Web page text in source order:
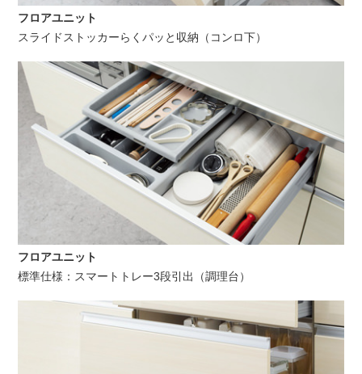
フロアユニット
スライドストッカーらくパッと収納（コンロ下）
フロアユニット
標準仕様：スマートトレー3段引出（調理台）